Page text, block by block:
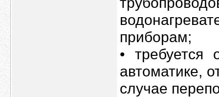
приборам;
• требуется
автоматике,
случае